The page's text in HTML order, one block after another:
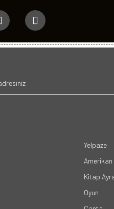
Yelpaze
Kitap
Oyun